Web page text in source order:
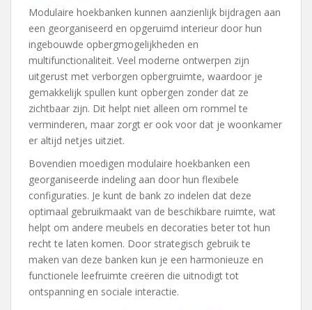
Modulaire hoekbanken kunnen aanzienlijk bijdragen aan
een georganiseerd en opgeruimd interieur door hun
ingebouwde opbergmogelijkheden en
multifunctionaliteit. Veel moderne ontwerpen zijn
uitgerust met verborgen opbergruimte, waardoor je
gemakkelijk spullen kunt opbergen zonder dat ze
zichtbaar zijn. Dit helpt niet alleen om rommel te
verminderen, maar zorgt er ook voor dat je woonkamer
er altijd netjes uitziet.
Bovendien moedigen modulaire hoekbanken een
georganiseerde indeling aan door hun flexibele
configuraties. Je kunt de bank zo indelen dat deze
optimaal gebruikmaakt van de beschikbare ruimte, wat
helpt om andere meubels en decoraties beter tot hun
recht te laten komen. Door strategisch gebruik te
maken van deze banken kun je een harmonieuze en
functionele leefruimte creëren die uitnodigt tot
ontspanning en sociale interactie.